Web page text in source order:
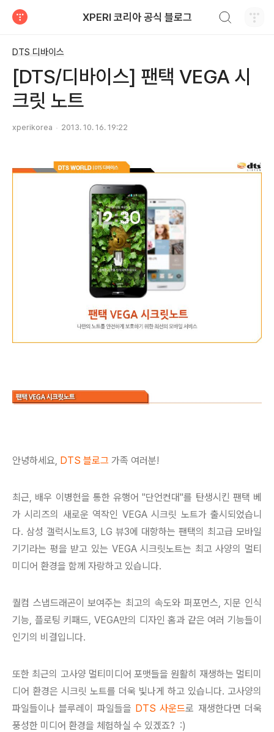
XPERI 코리아 공식 블로그
DTS 디바이스
[DTS/디바이스] 팬택 VEGA 시
크릿 노트
xperikorea 2013. 10. 16. 19:22
안녕하세요, DTS 블로그 가족 여러분!
최근, 배우 이병헌을 통한 유행어 "단언컨대"를 탄생시킨 팬택 베
가 시리즈의 새로운 역작인 VEGA 시크릿 노트가 출시되었습니
다. 삼성 갤럭시노트3, LG 뷰3에 대항하는 팬택의 최고급 모바일
기기라는 평을 받고 있는 VEGA 시크릿노트는 최고 사양의 멀티
미디어 환경을 함께 자랑하고 있습니다.
퀄컴 스냅드래곤이 보여주는 최고의 속도와 퍼포먼스, 지문 인식
기능, 플로팅 키패드, VEGA만의 디자인 홈과 같은 여러 기능들이
인기의 비결입니다.
또한 최근의 고사양 멀티미디어 포맷들을 원활히 재생하는 멀티미
디어 환경은 시크릿 노트를 더욱 빛나게 하고 있습니다. 고사양의
파일들이나 블루레이 파일들을 DTS 사운드로 재생한다면 더욱
풍성한 미디어 환경을 체험하실 수 있겠죠? :)